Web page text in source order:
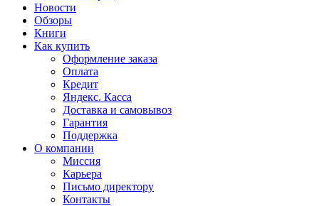
Новости
Обзоры
Книги
Как купить
Оформление заказа
Оплата
Кредит
Яндекс. Касса
Доставка и самовывоз
Гарантия
Поддержка
О компании
Миссия
Карьера
Письмо директору
Контакты